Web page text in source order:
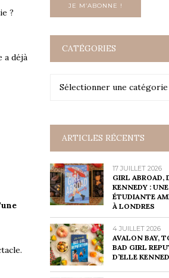
?
a déjà
CATÉGORIES
Sélectionner une catégorie
Catégories
ARTICLES RÉCENTS
17 JUILLET 2026
GIRL ABROAD,
KENNEDY : UNE
ÉTUDIANTE
À LONDRES
4 JUILLET 2026
AVALON BAY,
BAD GIRL
D’ELLE